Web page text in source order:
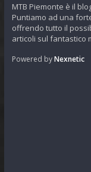
MTB Piemonte è il
Puntiamo ad una
offrendo tutto il
articoli sul fantastico
Powered byNexnetic